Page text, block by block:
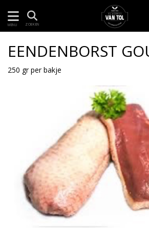
MENU ZOEKEN
EENDENBORST
250 gr per bakje